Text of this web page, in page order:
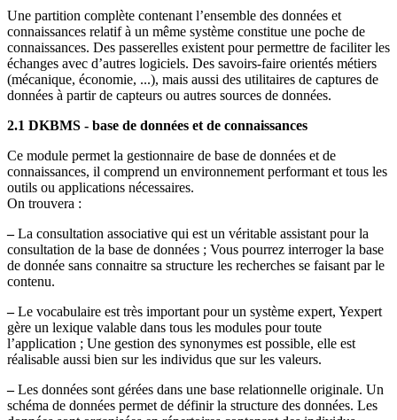
Une partition complète contenant l’ensemble des données et
connaissances relatif à un même système constitue une poche de
connaissances. Des passerelles existent pour permettre de faciliter les
échanges avec d’autres logiciels. Des savoirs-faire orientés métiers
(mécanique, économie, ...), mais aussi des utilitaires de captures de
données à partir de capteurs ou autres sources de données.
2.1 DKBMS - base de données et de connaissances
Ce module permet la gestionnaire de base de données et de
connaissances, il comprend un environnement performant et tous les
outils ou applications nécessaires.
On trouvera :
–La consultation associative qui est un véritable assistant pour la
consultation de la base de données ; Vous pourrez interroger la base
de donnée sans connaitre sa structure les recherches se faisant par le
contenu.
–Le vocabulaire est très important pour un système expert, Yexpert
gère un lexique valable dans tous les modules pour toute
l’application ; Une gestion des synonymes est possible, elle est
réalisable aussi bien sur les individus que sur les valeurs.
–Les données sont gérées dans une base relationnelle originale. Un
schéma de données permet de définir la structure des données. Les